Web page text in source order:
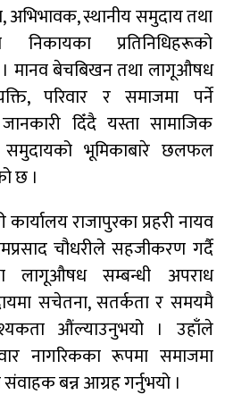
अभिभावक, स्थानीय समुदाय तथा
निकायका प्रतिनिधिहरूको
। मानव बेचबिखन तथा लागूऔषध
परिवार र समाजमा पर्ने
दिँदै यस्ता सामाजिक
समुदायको भूमिकाबारे छलफल
छ ।
कार्यालय राजापुरका प्रहरी नायव
चौधरीले सहजीकरण गर्दै
लागूऔषध सम्बन्धी अपराध
सचेतना, सतर्कता र समयमै
औंल्याउनुभयो । उहाँले
नागरिकका रूपमा समाजमा
बन्न आग्रह गर्नुभयो ।